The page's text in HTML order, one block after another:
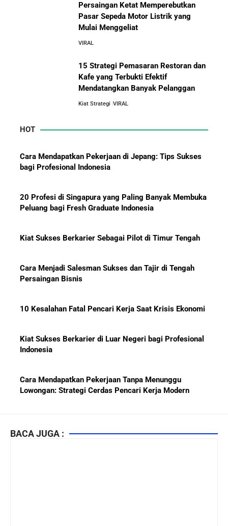
10 Pelajaran Bisnis dari Eiger:
Brand Lokal Yang Menjadi Market
Sebelum Memulai Usaha Sendiri Adalah Langkah
Jurus-Jurus Bisnis UMKM Agar Bertahan Saat Krisis
Ekonomi dan Penjualan Turun
Mengapa Orang Kaya Justru Menambah Aset Saat
Persaingan Ketat Memperebutkan
Pasar Sepeda Motor Listrik yang
Mulai Menggeliat
VIRAL
15 Strategi Pemasaran Restoran dan
Kafe yang Terbukti Efektif
Mendatangkan Banyak Pelanggan
Kiat Strategi VIRAL
HOT
Cara Mendapatkan Pekerjaan di Jepang: Tips Sukses
bagi Profesional Indonesia
20 Profesi di Singapura yang Paling Banyak Membuka
Peluang bagi Fresh Graduate Indonesia
Kiat Sukses Berkarier Sebagai Pilot di Timur Tengah
Cara Menjadi Salesman Sukses dan Tajir di Tengah
Persaingan Bisnis
10 Kesalahan Fatal Pencari Kerja Saat Krisis Ekonomi
Kiat Sukses Berkarier di Luar Negeri bagi Profesional
Indonesia
Cara Mendapatkan Pekerjaan Tanpa Menunggu
Lowongan: Strategi Cerdas Pencari Kerja Modern
bagi Fresh Graduate
BACA JUGA :